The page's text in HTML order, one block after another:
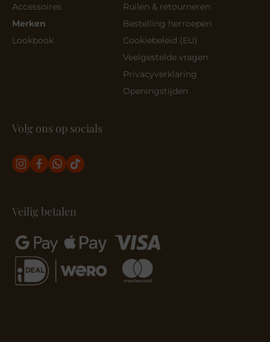
Accessoires
Merken
Lookbook
Ruilen & retourneren
Bestelling herroepen
Cookiebeleid (EU)
Veelgestelde vragen
Privacyverklaring
Openingstijden
Volg ons op socials
Veilig betalen